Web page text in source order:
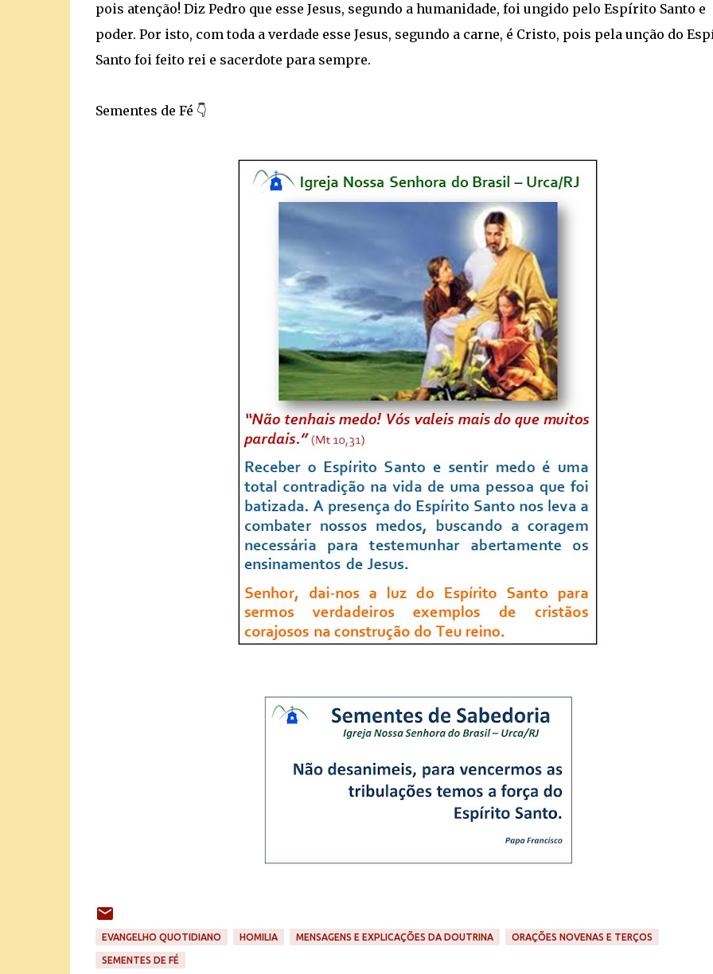
pois atenção! Diz Pedro que esse Jesus, segundo a humanidade, foi ungido pelo Espírito Santo e
poder. Por isto, com toda a verdade esse Jesus, segundo a carne, é Cristo, pois pela unção do
Santo foi feito rei e sacerdote para sempre.
Sementes de Fé 👇
EVANGELHO QUOTIDIANO HOMILIA MENSAGENS E EXPLICAÇÕES DA DOUTRINA ORAÇÕES NOVENAS E TERÇOS
SEMENTES DE FÉ